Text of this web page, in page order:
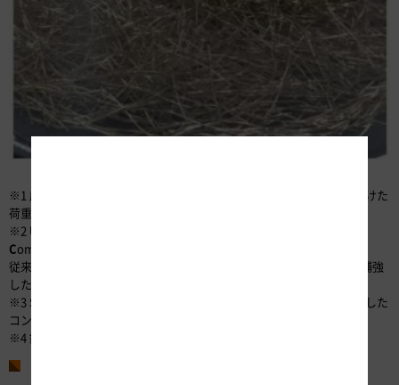
※1 床版：自動車などの荷重を受ける橋の床部分の部材のことで、受けた
荷重を橋桁に伝えます
※2 U
Composites
従来のSFRCより強度が高く、極めて緻密なセメント系材料を繊維で補強
したセメント系材料
※3 S
oncrete：コンクリートを鋼繊維で補強した
コンクリート
※4 鋼製の細い糸状の素材（図2）